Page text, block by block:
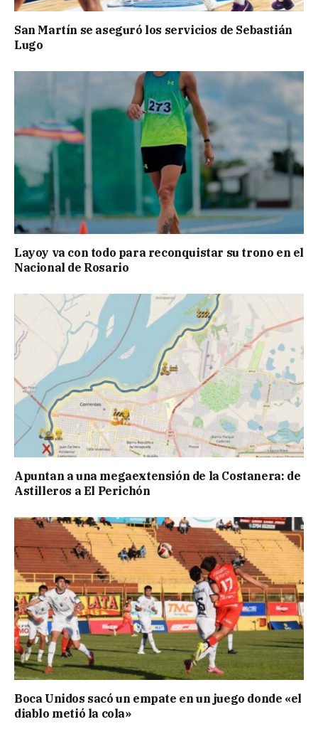
San Martín se aseguró los servicios de Sebastián
Lugo
Layoy va con todo para reconquistar su trono en el
Nacional de Rosario
Apuntan a una megaextensión de la Costanera: de
Astilleros a El Perichón
Boca Unidos sacó un empate en un juego donde «el
diablo metió la cola»